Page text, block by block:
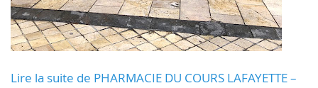
Lire la suite de PHARMACIE DU COURS LAFAYETTE –